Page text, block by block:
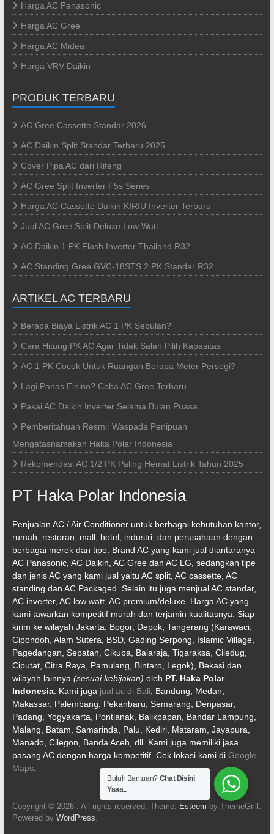
Harga AC Panasonic
Harga AC Gree
Harga AC Midea
Harga VRV Daikin
PRODUK TERBARU
AC Gree Cassette Standar 2026
AC Daikin Split Standar Terbaru 2025
Cover Pipa AC dari Rifeng
AC Gree Split Inverter F5s Series
Harga AC Cassette Daikin KIRIU Inverter Terbaru
Jual AC Gree Split Deluxe Low Watt
AC Daikin 1 PK Flash Inverter Thailand R32
AC Standing Gree GVC-18STS 2 PK Standar R32
ARTIKEL AC TERBARU
Berapa Biaya Listrik AC 1 PK Sebulan?
Cara Hitung PK AC Agar Tidak Salah Pilih Kapasitas
AC 1 PK Cocok Untuk Ruangan Berapa Meter Persegi?
Lagi Panas Elnino? Coba AC Gree Terbaru
Pakai AC Daikin Inverter Selama Bulan Puasa
Pemberitahuan Resmi: Waspada Penipuan
Mengatasnamakan Haka Polar Indonesia
Rekomendasi AC 1/2 PK Paling Hemat Listrik Tahun 2025
PT Haka Polar Indonesia
Penjualan AC / Air Conditioner untuk berbagai kebutuhan kantor,
rumah, restoran, mall, hotel, industri, dan perusahaan dengan
berbagai merek dan tipe. Brand AC yang kami jual diantaranya
AC Panasonic, AC Daikin, AC Gree dan AC LG, sedangkan tipe
dan jenis AC yang kami jual yaitu AC split, AC cassette, AC
standing dan AC Packaged. Selain itu juga menjual AC standar,
AC inverter, AC low watt, AC premium/deluxe. Harga AC yang
kami tawarkan kompetitif murah dan terjamin kualitasnya. Siap
kirim ke wilayah Jakarta, Bogor, Depok, Tangerang (Karawaci,
Cipondoh, Alam Sutera, BSD, Gading Serpong, Islamic Village,
Pagedangan, Sepatan, Cikupa, Balaraja, Tigaraksa, Ciledug,
Ciputat, Citra Raya, Pamulang, Bintaro, Legok), Bekasi dan
wilayah lainnya (sesuai kebijakan) oleh PT. Haka Polar
Indonesia. Kami juga jual ac di Bali, Bandung, Medan,
Makassar, Palembang, Pekanbaru, Semarang, Denpasar,
Padang, Yogyakarta, Pontianak, Balikpapan, Bandar Lampung,
Malang, Batam, Samarinda, Palu, Kediri, Mataram, Jayapura,
Manado, Cilegon, Banda Aceh, dll. Kami juga memiliki jasa
pasang AC dengan harga kompetitif. Cek lokasi kami di Google
Maps.
Copyright © 2026 . All rights reserved. Theme: Esteem by ThemeGrill.
Powered by WordPress.
Butuh Bantuan? Chat Disini
Yaaa..